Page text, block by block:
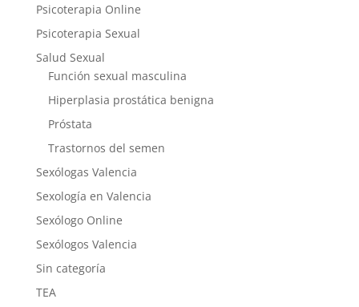
Psicoterapia Online
Psicoterapia Sexual
Salud Sexual
Función sexual masculina
Hiperplasia prostática benigna
Próstata
Trastornos del semen
Sexólogas Valencia
Sexología en Valencia
Sexólogo Online
Sexólogos Valencia
Sin categoría
TEA